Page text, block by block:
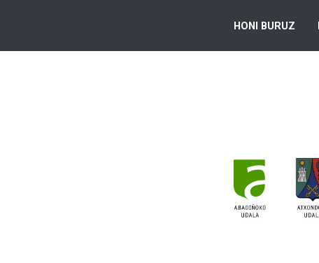
HONI BURUZ